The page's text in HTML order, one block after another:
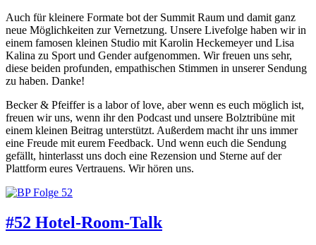
Auch für kleinere Formate bot der Summit Raum und damit ganz
neue Möglichkeiten zur Vernetzung. Unsere Livefolge haben wir in
einem famosen kleinen Studio mit Karolin Heckemeyer und Lisa
Kalina zu Sport und Gender aufgenommen. Wir freuen uns sehr,
diese beiden profunden, empathischen Stimmen in unserer Sendung
zu haben. Danke!
Becker & Pfeiffer is a labor of love, aber wenn es euch möglich ist,
freuen wir uns, wenn ihr den Podcast und unsere Bolztribüne mit
einem kleinen Beitrag unterstützt. Außerdem macht ihr uns immer
eine Freude mit eurem Feedback. Und wenn euch die Sendung
gefällt, hinterlasst uns doch eine Rezension und Sterne auf der
Plattform eures Vertrauens. Wir hören uns.
#52 Hotel-Room-Talk